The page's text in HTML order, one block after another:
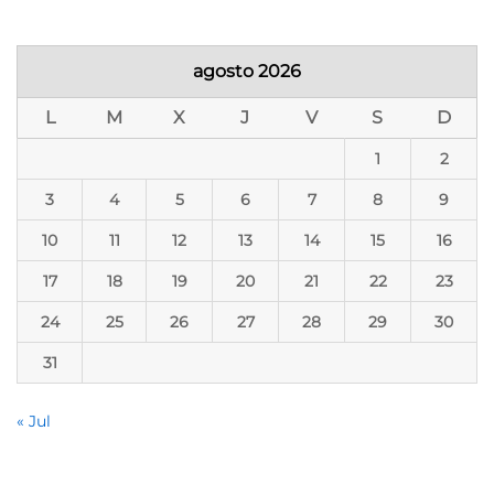
agosto 2026
L M X J V S D
1 2
3 4 5 6 7 8 9
10 11 12 13 14 15 16
17 18 19 20 21 22 23
24 25 26 27 28 29 30
31
« Jul